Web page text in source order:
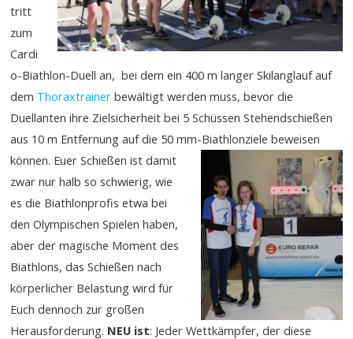
tritt
zum
Cardi
o-Biathlon-Duell an, bei dem ein 400 m langer Skilanglauf auf
dem Thoraxtrainer bewältigt werden muss, bevor die
Duellanten ihre Zielsicherheit bei 5 Schüssen Stehendschießen
aus 10 m Entfernung auf die 50 mm-Biathlonziele beweisen
können. Euer Schießen ist damit
zwar nur halb so schwierig, wie
es die Biathlonprofis etwa bei
den Olympischen Spielen haben,
aber der magische Moment des
Biathlons, das Schießen nach
körperlicher Belastung wird für
Euch dennoch zur großen
Herausforderung. NEU ist: Jeder Wettkämpfer, der diese